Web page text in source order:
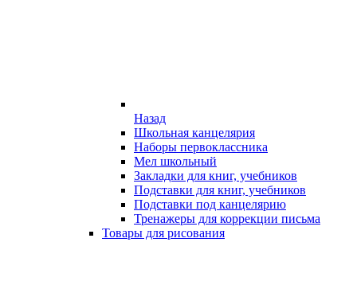
Назад
Школьная канцелярия
Наборы первоклассника
Мел школьный
Закладки для книг, учебников
Подставки для книг, учебников
Подставки под канцелярию
Тренажеры для коррекции письма
Товары для рисования